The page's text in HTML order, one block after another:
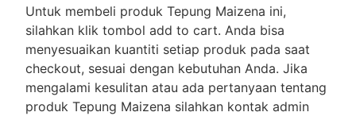
Untuk membeli produk Tepung Maizena ini,
silahkan klik tombol add to cart. Anda bisa
menyesuaikan kuantiti setiap produk pada saat
checkout, sesuai dengan kebutuhan Anda. Jika
mengalami kesulitan atau ada pertanyaan tentang
produk Tepung Maizena silahkan kontak admin